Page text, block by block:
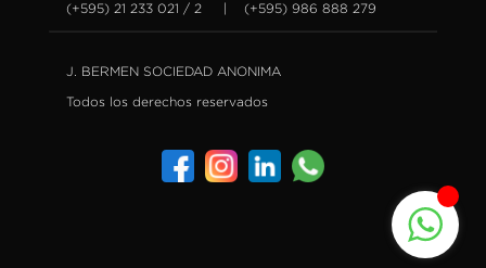
(+595) 21 233 021 / 2 | (+595) 986 888 279
J. BERMEN SOCIEDAD ANONIMA
Todos los derechos reservados